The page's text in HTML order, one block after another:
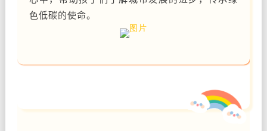
色低碳的使命。